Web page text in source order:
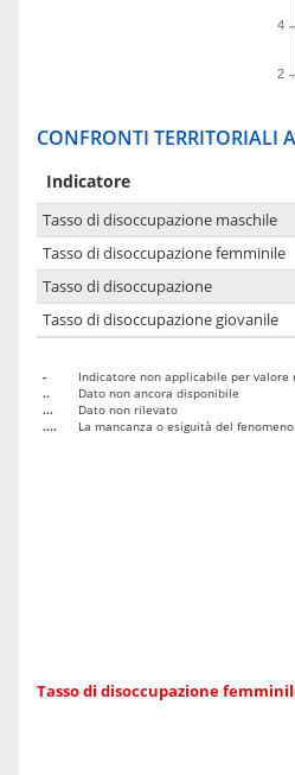
2
4
CONFRONTI TERRITORIALI
Indicatore
Tasso di disoccupazione maschile
Tasso di disoccupazione femminile
Tasso di disoccupazione
Tasso di disoccupazione giovanile
-
Indicatore non applicabile per
..
Dato non ancora disponibile
...
Dato non rilevato
....
La mancanza o esiguità del
Tasso di disoccupazione